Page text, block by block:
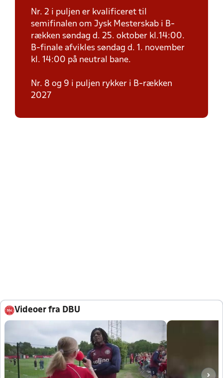
Nr. 2 i puljen er kvalificeret til
semifinalen om Jysk Mesterskab i B-
rækken søndag d. 25. oktober kl.14:00.
B-finale afvikles søndag d. 1. november
kl. 14:00 på neutral bane.
Nr. 8 og 9 i puljen rykker i B-rækken
2027
Videoer fra DBU